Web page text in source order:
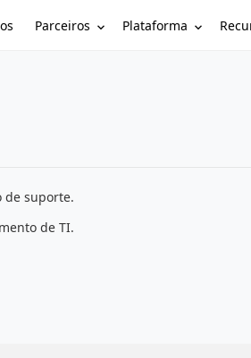
Parceiros Plataforma
de suporte.
de TI.